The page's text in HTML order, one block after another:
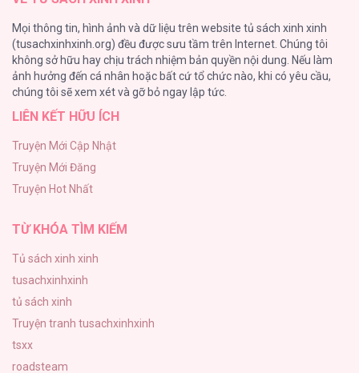
44
Cash Or Credit
44
BÌNH MINH CHIA CẮT BÓNG ĐÊM
ONESHOT CHỊCH VỒN CHỊCH VÃ
31
Mọi thông tin, hình ảnh và dữ liệu trên website tủ sách xinh xinh
(tusachxinhxinh.org) đều được sưu tầm trên Internet. Chúng tôi
không sở hữu hay chịu trách nhiệm bản quyền nội dung. Nếu làm
ảnh hưởng đến cá nhân hoặc bất cứ tổ chức nào, khi có yêu cầu,
chúng tôi sẽ xem xét và gỡ bỏ ngay lập tức.
LIÊN KẾT HỮU ÍCH
Truyện Mới Cập Nhật
Truyện Mới Đăng
Truyện Hot Nhất
TỪ KHÓA TÌM KIẾM
Tủ sách xinh xinh
tusachxinhxinh
tủ sách xinh
Truyện tranh tusachxinhxinh
tsxx
roadsteam